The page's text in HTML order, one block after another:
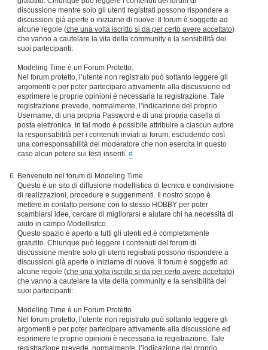
discussione mentre solo gli utenti registrati possono rispondere a
discussioni già aperte o iniziarne di nuove. Il forum è soggetto ad
alcune regole (che una volta iscritto si da per certo avere accettato)
che vanno a cautelare la vita della community e la sensibilità dei
suoi partecipanti:
Modeling Time è un Forum Protetto.
Nel forum protetto, l’utente non registrato può soltanto leggere gli
argomenti e per poter partecipare attivamente alla discussione ed
esprimere le proprie opinioni è necessaria la registrazione. Tale
registrazione prevede, normalmente, l’indicazione del proprio
Username, di una propria Password e di una propria casella di
posta elettronica. In tal modo è possibile attribuire a ciascun autore
la responsabilità per i contenuti inviati ai forum, escludendo così
una corresponsabilità del moderatore che non esercita in questo
caso alcun potere sui testi inseriti. #
Benvenuto nel forum di Modeling Time.
Questo è un sito di diffusione modellistica di tecnica e condivisione
di realizzazioni, procedure e suggerimenti. Il nostro scopo è
mettere in contatto persone con lo stesso HOBBY per poter
scambiarsi idee, cercare di migliorarsi e aiutare chi ha necessità di
aiuto in campo Modellisitco.
Questo spazio è aperto a tutti gli utenti ed è completamente
gratutito. Chiunque può leggere i contenuti del forum di
discussione mentre solo gli utenti registrati possono rispondere a
discussioni già aperte o iniziarne di nuove. Il forum è soggetto ad
alcune regole (che una volta iscritto si da per certo avere accettato)
che vanno a cautelare la vita della community e la sensibilità dei
suoi partecipanti:
Modeling Time è un Forum Protetto.
Nel forum protetto, l’utente non registrato può soltanto leggere gli
argomenti e per poter partecipare attivamente alla discussione ed
esprimere le proprie opinioni è necessaria la registrazione. Tale
registrazione prevede, normalmente, l’indicazione del proprio